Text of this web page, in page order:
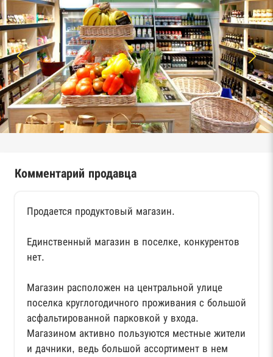
Комментарий продавца
Продается продуктовый магазин.
Единственный магазин в поселке, конкурентов
нет.
Магазин расположен на центральной улице
поселка круглогодичного проживания с большой
асфальтированной парковкой у входа.
Магазином активно пользуются местные жители
и дачники, ведь большой ассортимент в нем